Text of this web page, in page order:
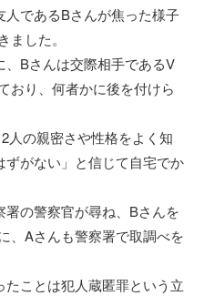
であるBさんが焦った様子
した。
Bさんは交際相手であるV
おり、何者かに後を付けら
人の親密さや性格をよく知
がない」と信じて自宅でか
の警察官が尋ね、Bさんを
、Aさんも警察署で取調べを
ことは犯人蔵匿罪という立